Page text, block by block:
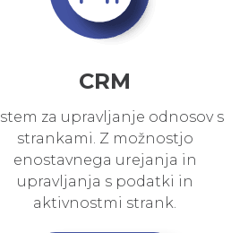
CRM
za upravljanje odnosov s
strankami. Z možnostjo
enostavnega urejanja in
upravljanja s podatki in
aktivnostmi strank.